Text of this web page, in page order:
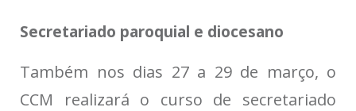
Secretariado paroquial e diocesano
Também nos dias 27 a 29 de março, o
CCM realizará o curso de secretariado